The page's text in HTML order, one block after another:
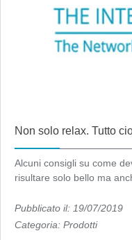
Non solo relax. Tutto
Alcuni consigli su come
risultare solo bello ma
Pubblicato il: 19/07/2019
Categoria: Prodotti